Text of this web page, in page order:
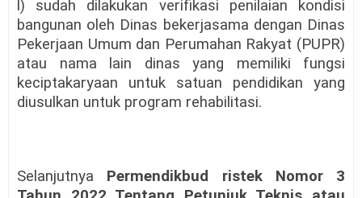
l) sudah dilakukan verifikasi penilaian kondisi
bangunan oleh Dinas bekerjasama dengan Dinas
Pekerjaan Umum dan Perumahan Rakyat (PUPR)
atau nama lain dinas yang memiliki fungsi
keciptakaryaan untuk satuan pendidikan yang
diusulkan untuk program rehabilitasi.
Selanjutnya Permendikbud ristek Nomor 3